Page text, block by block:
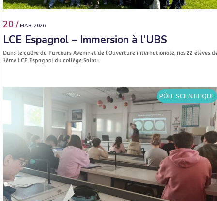
20 / MAR. 2026
LCE Espagnol – Immersion à l’UBS
Dans le cadre du Parcours Avenir et de l’Ouverture internationale, nos 22 élèves
3ème LCE Espagnol du collège Saint…
PÔLE SCIENTIFIQUE